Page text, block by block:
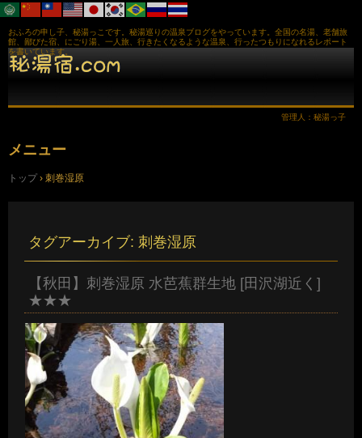
おふろの申し子、秘湯っこです。秘湯巡りの温泉ブログをやっています。全国の名湯、老舗旅
館、鄙びた宿、にごり湯、一人旅、行きたくなるような温泉、行ったつもりになれるレポート
を書いています。
管理人：秘湯っ子
メニュー
ン
トップ › 刺巻湿原
タグアーカイブ: 刺巻湿原
【秋田】刺巻湿原 水芭蕉群生地 [田沢湖近く]
★★★